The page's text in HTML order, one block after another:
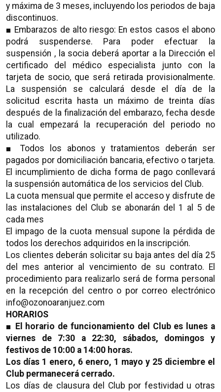
y máxima de 3 meses, incluyendo los periodos de baja
discontinuos.
■ Embarazos de alto riesgo: En estos casos el abono
podrá suspenderse. Para poder efectuar la
suspensión , la socia deberá aportar a la Dirección el
certificado del médico especialista junto con la
tarjeta de socio, que será retirada provisionalmente.
La suspensión se calculará desde el día de la
solicitud escrita hasta un máximo de treinta días
después de la finalización del embarazo, fecha desde
la cual empezará la recuperación del periodo no
utilizado.
■ Todos los abonos y tratamientos deberán ser
pagados por domiciliación bancaria, efectivo o tarjeta.
El incumplimiento de dicha forma de pago conllevará
la suspensión automática de los servicios del Club.
La cuota mensual que permite el acceso y disfrute de
las instalaciones del Club se abonarán del 1 al 5 de
cada mes
El impago de la cuota mensual supone la pérdida de
todos los derechos adquiridos en la inscripción.
Los clientes deberán solicitar su baja antes del día 25
del mes anterior al vencimiento de su contrato. El
procedimiento para realizarlo será de forma personal
en la recepción del centro o por correo electrónico
info@ozonoaranjuez.com
HORARIOS
■
El horario de funcionamiento del Club es lunes a
viernes de 7:30 a 22:30, sábados, domingos y
festivos de 10:00 a 14:00 horas.
Los días 1 enero, 6 enero, 1 mayo y 25 diciembre el
Club permanecerá cerrado.
Los días de clausura del Club por festividad u otras